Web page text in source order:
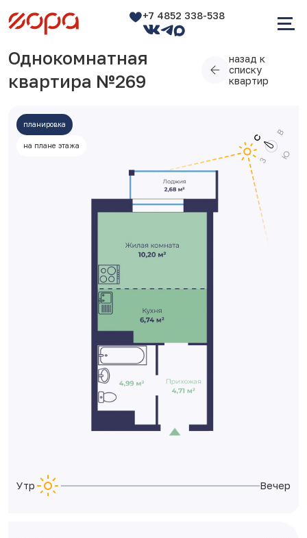
+7 4852 338-538
Однокомнатная
квартира №269
назад к
списку
квартир
планировка
на плане этажа
Утро Вечер